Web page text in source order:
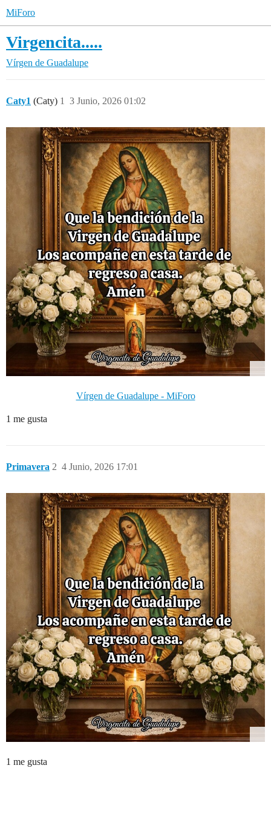
MiForo
Virgencita.....
Vírgen de Guadalupe
Caty1 (Caty) 3 Junio, 2026 01:02
1
Vírgen de Guadalupe - MiForo
1 me gusta
Primavera 4 Junio, 2026 17:01
2
1 me gusta